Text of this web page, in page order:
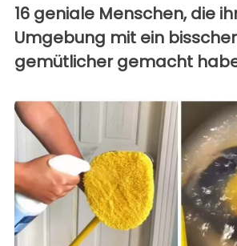
16 geniale Menschen, die
Umgebung mit ein
gemütlicher gemacht